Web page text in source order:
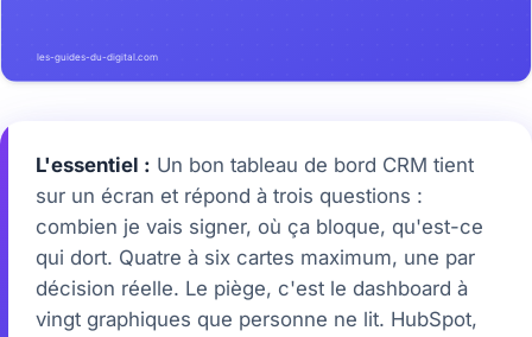
L'essentiel : Un bon tableau de bord CRM tient
sur un écran et répond à trois questions :
combien je vais signer, où ça bloque, qu'est-ce
qui dort. Quatre à six cartes maximum, une par
décision réelle. Le piège, c'est le dashboard à
vingt graphiques que personne ne lit. HubSpot,